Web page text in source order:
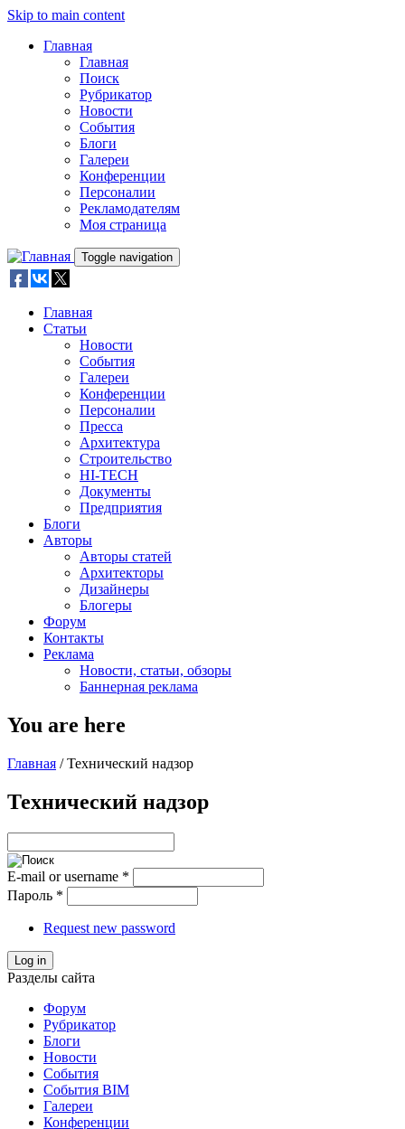
Skip to main content
Главная
Главная
Поиск
Рубрикатор
Новости
События
Блоги
Галереи
Конференции
Персоналии
Рекламодателям
Моя страница
Toggle navigation
Главная
Статьи
Новости
События
Галереи
Конференции
Персоналии
Пресса
Архитектура
Строительство
HI-TECH
Документы
Предприятия
Блоги
Авторы
Авторы статей
Архитекторы
Дизайнеры
Блогеры
Форум
Контакты
Реклама
Новости, статьи, обзоры
Баннерная реклама
You are here
Главная / Технический надзор
Технический надзор
E-mail or username *
Пароль *
Request new password
Log in
Разделы сайта
Форум
Рубрикатор
Блоги
Новости
События
События BIM
Галереи
Конференции